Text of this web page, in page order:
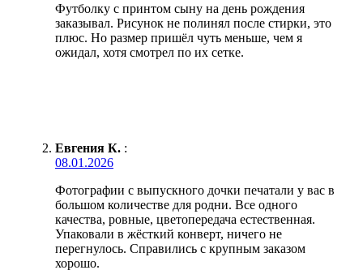
Футболку с принтом сыну на день рождения
заказывал. Рисунок не полинял после стирки, это
плюс. Но размер пришёл чуть меньше, чем я
ожидал, хотя смотрел по их сетке.
Евгения К. :
08.01.2026
Фотографии с выпускного дочки печатали у вас в
большом количестве для родни. Все одного
качества, ровные, цветопередача естественная.
Упаковали в жёсткий конверт, ничего не
перегнулось. Справились с крупным заказом
хорошо.